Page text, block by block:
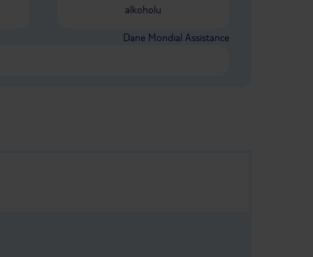
alkoholu
Dane Mondial Assistance